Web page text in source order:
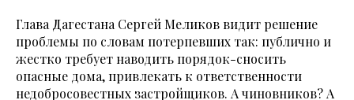
Глава Дагестана Сергей Меликов видит решение
проблемы по словам потерпевших так: публично и
жестко требует наводить порядок-сносить
опасные дома, привлекать к ответственности
недобросовестных застройщиков. А чиновников? А